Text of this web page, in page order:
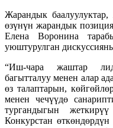
Жарандык
өзүнүн жарандык
Елена Воронина
уюштурулган
“Иш-чара жаштар
багытталуу менен алар
өз талаптарын,
менен чечүүдө
тургандыгын
Конкурстан